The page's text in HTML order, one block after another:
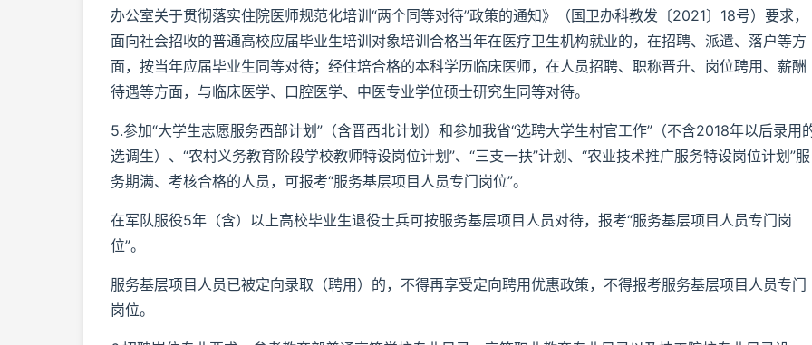
办公室关于贯彻落实住院医师规范化培训“两个同等对待”政策的通知》（国卫办科教发〔2021〕18号）要求，
面向社会招收的普通高校应届毕业生培训对象培训合格当年在医疗卫生机构就业的，在招聘、派遣、落户等方
面，按当年应届毕业生同等对待；经住培合格的本科学历临床医师，在人员招聘、职称晋升、岗位聘用、薪酬
待遇等方面，与临床医学、口腔医学、中医专业学位硕士研究生同等对待。
5.参加“大学生志愿服务西部计划”（含晋西北计划）和参加我省“选聘大学生村官工作”（不含2018年以后录用
选调生）、“农村义务教育阶段学校教师特设岗位计划”、“三支一扶”计划、“农业技术推广服务特设岗位计划”服
务期满、考核合格的人员，可报考“服务基层项目人员专门岗位”。
在军队服役5年（含）以上高校毕业生退役士兵可按服务基层项目人员对待，报考“服务基层项目人员专门岗
位”。
服务基层项目人员已被定向录取（聘用）的，不得再享受定向聘用优惠政策，不得报考服务基层项目人员专门
岗位。